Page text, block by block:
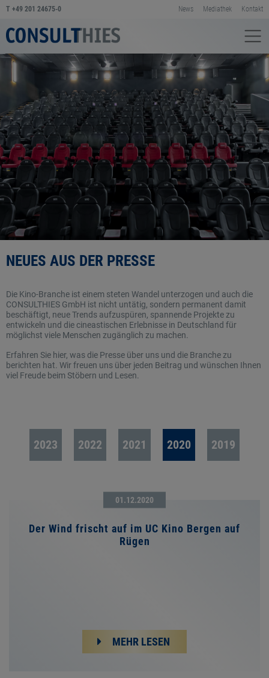
T +49 201 24675-0 News Mediathek Kontakt
NEUES AUS DER PRESSE
Die Kino-Branche ist einem steten Wandel unterzogen und auch die
CONSULTHIES GmbH ist nicht untätig, sondern permanent damit
beschäftigt, neue Trends aufzuspüren, spannende Projekte zu
entwickeln und die cineastischen Erlebnisse in Deutschland für
möglichst viele Menschen zugänglich zu machen.
Erfahren Sie hier, was die Presse über uns und die Branche zu
berichten hat. Wir freuen uns über jeden Beitrag und wünschen Ihnen
viel Freude beim Stöbern und Lesen.
2023 2022 2021 2020 2019
01.12.2020
Der Wind frischt auf im UC Kino Bergen auf
Rügen
MEHR LESEN